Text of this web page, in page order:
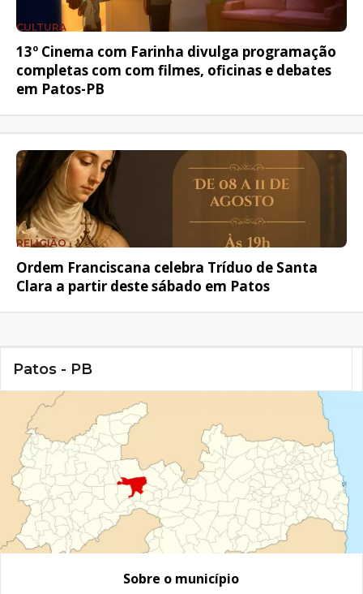
CULTURA
13º Cinema com Farinha divulga programação
completas com com filmes, oficinas e debates
em Patos-PB
RELIGIÃO
Ordem Franciscana celebra Tríduo de Santa
Clara a partir deste sábado em Patos
Patos - PB
Sobre o município